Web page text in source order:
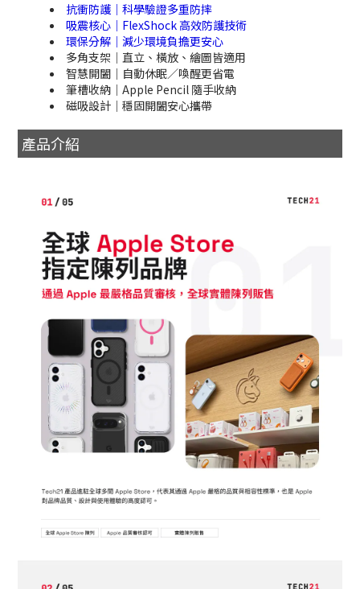
抗衝防護｜科學驗證多重防摔
吸震核心｜FlexShock 高效防護技術
環保分解｜減少環境負擔更安心
多角支架｜直立、橫放、繪圖皆適用
智慧開闔｜自動休眠／喚醒更省電
筆槽收納｜Apple Pencil 隨手收納
磁吸設計｜穩固開闔安心攜帶
產品介紹